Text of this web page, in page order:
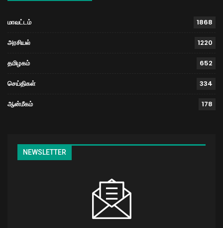
மாவட்டம் 1868
அரசியல் 1220
தமிழகம் 652
செய்திகள் 334
ஆன்மீகம் 178
NEWSLETTER